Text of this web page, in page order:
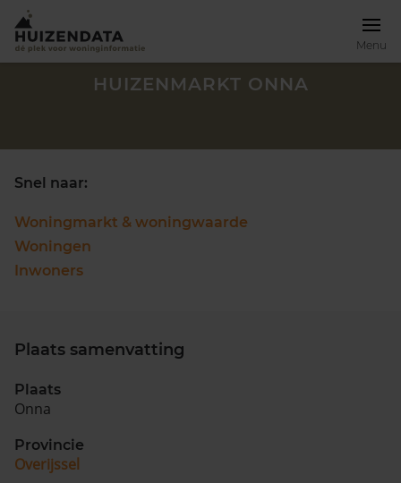
Menu
Zoek een woning
088 220 4200
HUIZENMARKT ONNA
Snel naar:
Woningmarkt & woningwaarde
Woningen
Inwoners
Plaats samenvatting
Plaats
Onna
Provincie
Overijssel